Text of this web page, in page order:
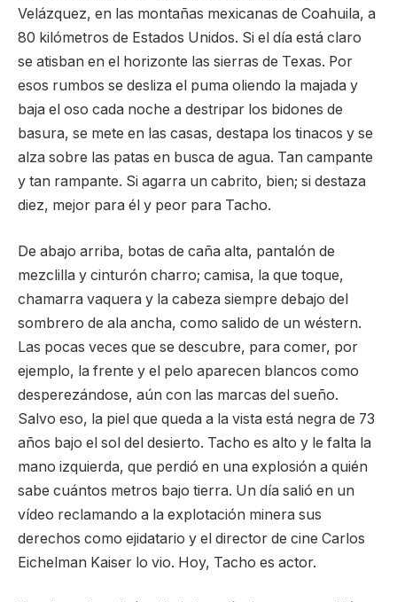
Velázquez, en las montañas mexicanas de Coahuila, a
80 kilómetros de Estados Unidos. Si el día está claro
se atisban en el horizonte las sierras de Texas. Por
esos rumbos se desliza el puma oliendo la majada y
baja el oso cada noche a destripar los bidones de
basura, se mete en las casas, destapa los tinacos y se
alza sobre las patas en busca de agua. Tan campante
y tan rampante. Si agarra un cabrito, bien; si destaza
diez, mejor para él y peor para Tacho.
De abajo arriba, botas de caña alta, pantalón de
mezclilla y cinturón charro; camisa, la que toque,
chamarra vaquera y la cabeza siempre debajo del
sombrero de ala ancha, como salido de un wéstern.
Las pocas veces que se descubre, para comer, por
ejemplo, la frente y el pelo aparecen blancos como
desperezándose, aún con las marcas del sueño.
Salvo eso, la piel que queda a la vista está negra de 73
años bajo el sol del desierto. Tacho es alto y le falta la
mano izquierda, que perdió en una explosión a quién
sabe cuántos metros bajo tierra. Un día salió en un
vídeo reclamando a la explotación minera sus
derechos como ejidatario y el director de cine Carlos
Eichelman Kaiser lo vio. Hoy, Tacho es actor.